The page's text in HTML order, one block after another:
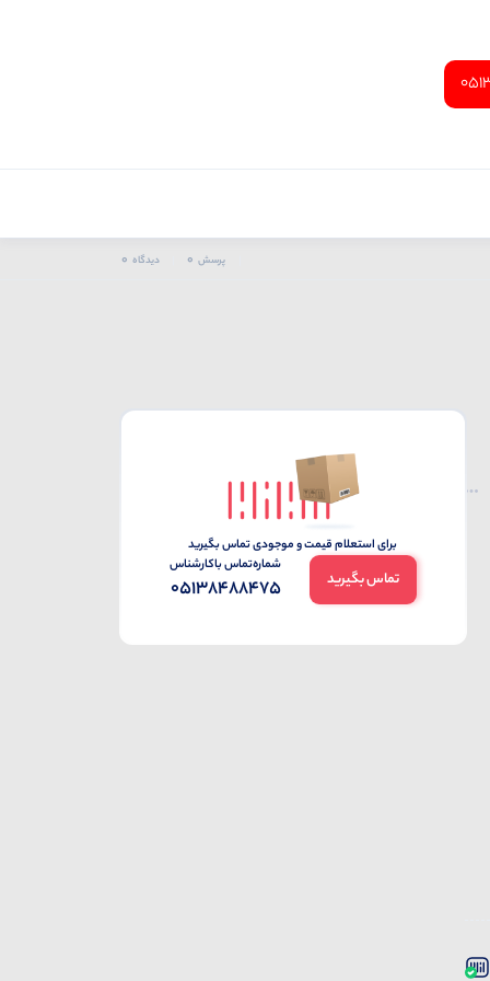
پرسش 0 دیدگاه 0
برای استعلام قیمت و موجودی تماس بگیرید
تماس بگیرید
شماره‌تماس‌ با‌کارشناس
05138488475